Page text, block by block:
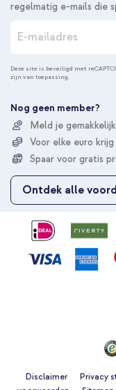
regelmatig e-mails die
n
n
e
u
o
p
z
Deze site is beveiligd met
zijn van toepassing.
Nog geen member?
Meld je
Voor elke euro
Spaar voor gratis
Ontdek alle
Disclaimer Privacy